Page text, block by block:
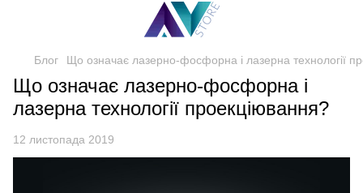
Блог Що означає лазерно-фосфорна і лазерна технології
Що означає лазерно-фосфорна і
лазерна технології проекціювання?
12 листопада 2019